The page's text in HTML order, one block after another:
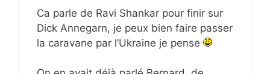
Ca parle de Ravi Shankar pour finir sur
Dick Annegarn, je peux bien faire passer
la caravane par l’Ukraine je pense